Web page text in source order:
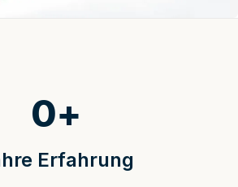
Erfahrung
0+